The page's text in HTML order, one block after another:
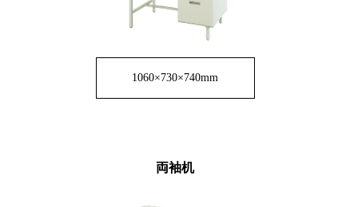
1060×730×740mm
両袖机